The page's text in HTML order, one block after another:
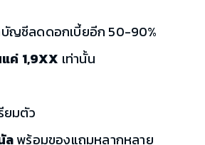
บัญชีลดดอกเบี้ยอีก 50-90%
ค่ 1,9XX เท่านั้น
ยมตัว
ลพร้อมของแถมหลากหลาย